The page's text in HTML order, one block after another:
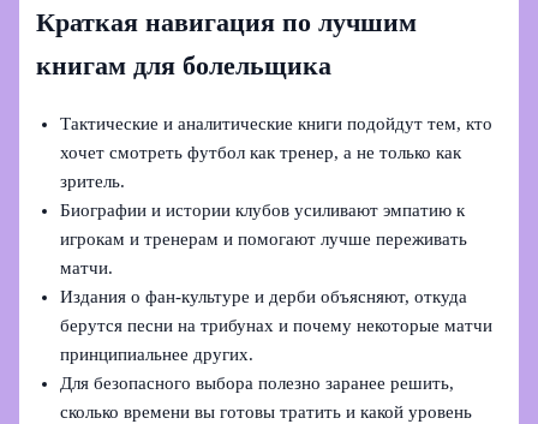
Краткая навигация по лучшим
книгам для болельщика
Тактические и аналитические книги подойдут тем, кто
хочет смотреть футбол как тренер, а не только как
зритель.
Биографии и истории клубов усиливают эмпатию к
игрокам и тренерам и помогают лучше переживать
матчи.
Издания о фан-культуре и дерби объясняют, откуда
берутся песни на трибунах и почему некоторые матчи
принципиальнее других.
Для безопасного выбора полезно заранее решить,
сколько времени вы готовы тратить и какой уровень